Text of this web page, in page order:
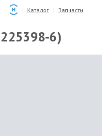
Каталог Запчасти
6)